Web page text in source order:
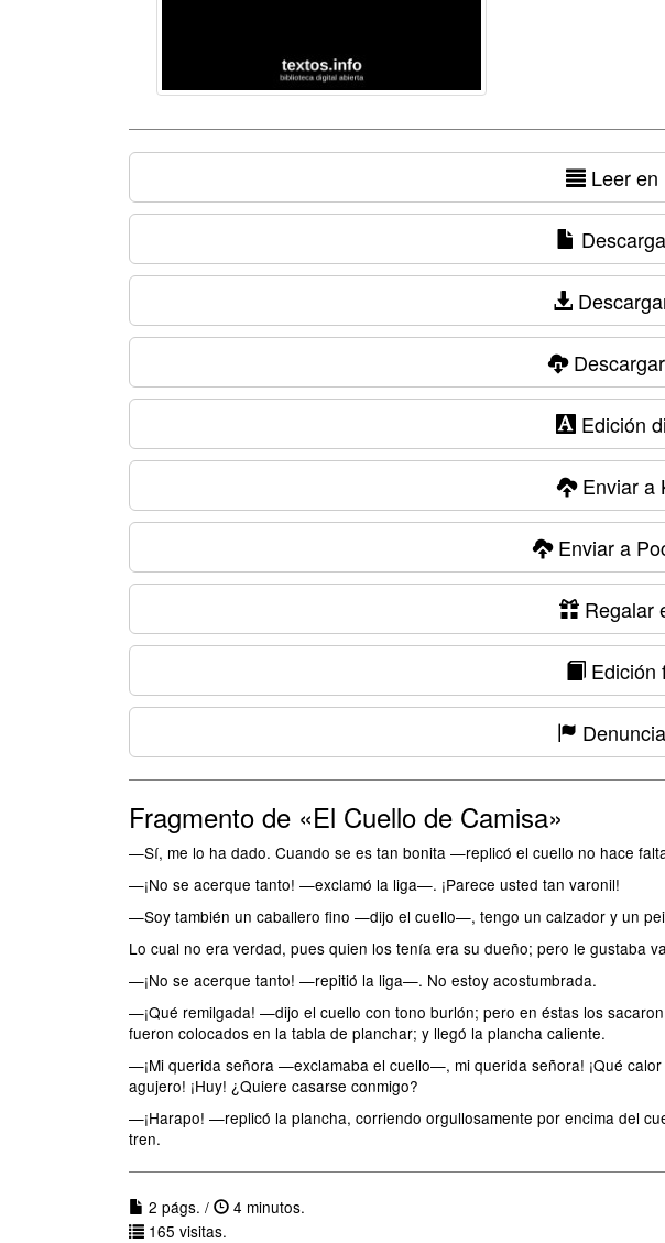
Leer
Edición
Enviar a
Enviar a
Regalar
Edición
Fragmento de «El Cuello de Camisa»
—Sí, me lo ha dado. Cuando se es tan bonita —replicó el cuello no hace
—¡No se acerque tanto! —exclamó la liga—. ¡Parece usted tan varonil!
—Soy también un caballero fino —dijo el cuello—, tengo un calzador y un
Lo cual no era verdad, pues quien los tenía era su dueño; pero le gustaba
—¡No se acerque tanto! —repitió la liga—. No estoy acostumbrada.
—¡Qué remilgada! —dijo el cuello con tono burlón; pero en éstas los
fueron colocados en la tabla de planchar; y llegó la plancha caliente.
—¡Mi querida señora —exclamaba el cuello—, mi querida señora! ¡Qué calor
agujero! ¡Huy! ¿Quiere casarse conmigo?
—¡Harapo! —replicó la plancha, corriendo orgullosamente por encima del
tren.
2 págs. /
4 minutos.
165 visitas.